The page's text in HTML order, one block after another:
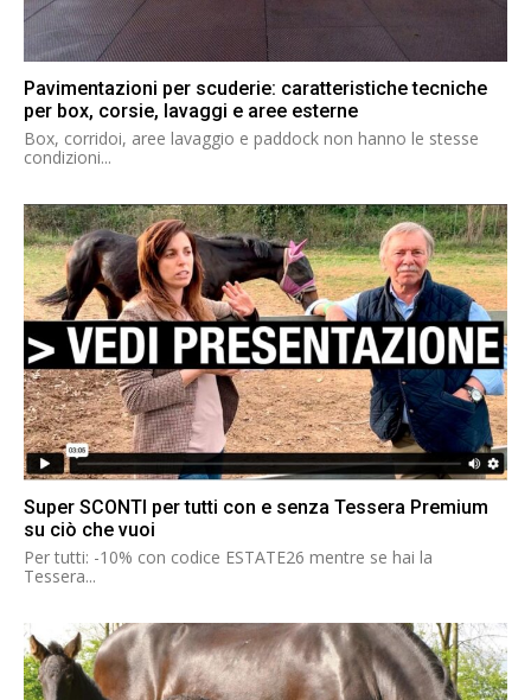
Pavimentazioni per scuderie: caratteristiche tecniche
per box, corsie, lavaggi e aree esterne
Box, corridoi, aree lavaggio e paddock non hanno le stesse
condizioni...
Super SCONTI per tutti con e senza Tessera Premium
su ciò che vuoi
Per tutti: -10% con codice ESTATE26 mentre se hai la
Tessera...